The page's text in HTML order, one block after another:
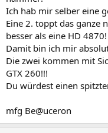
Ich hab mir selber eine
Eine 2. toppt das ganze
besser als eine HD 4870!
Damit bin ich mir
Die zwei kommen mit
GTX 260!!!
Du würdest einen
mfg Be@uceron